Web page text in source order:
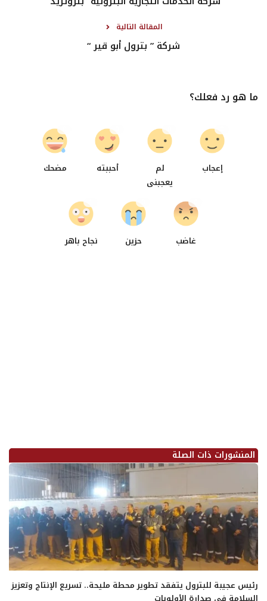
المقالة التالية
شركة ” بترول أبو قير “
ما هو رد فعلك؟
إعجاب
لم
يعجبنى
أحببته مضحك
غاضب
0
حزين نجاح باهر
المنشورات ذات الصلة
رئيس عجيبة للبترول يتفقد تطوير محطة مليحة.. تسريع الإنتاج وتعزيز